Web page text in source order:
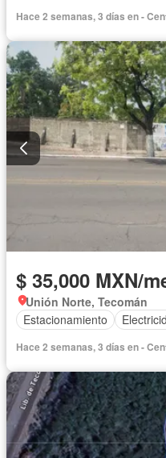
Hace 2 semanas, 3 días en -
$ 35,000 MXN/
Unión Norte, Tecomán
Estacionamiento
Hace 2 semanas, 3 días en -